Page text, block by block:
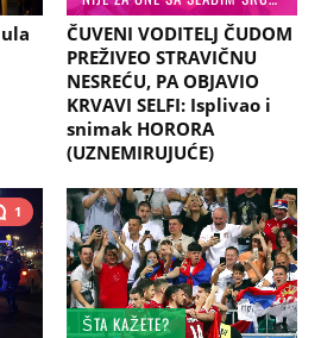
ČUVENI VODITELJ ČUDOM
PREŽIVEO STRAVIČNU
NESREĆU, PA OBJAVIO
KRVAVI SELFI: Isplivao i
snimak HORORA
(UZNEMIRUJUĆE)
1
ŠTA KAŽETE?